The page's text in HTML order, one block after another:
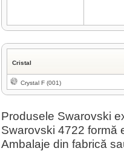
Cristal
Crystal F (001)
Produsele Swarovski
Swarovski 4722 formă
Ambalaje din fabrică